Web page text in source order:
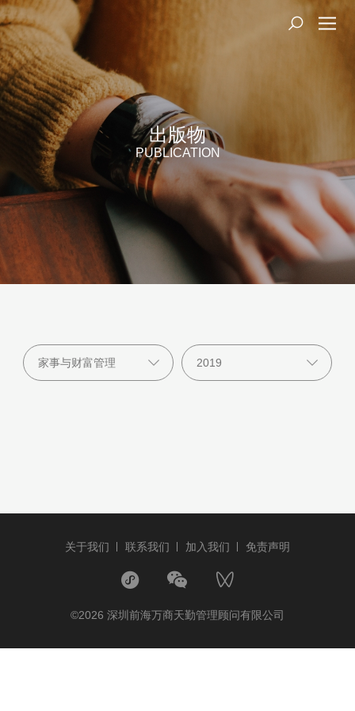
出版物
PUBLICATION
关于我们 联系我们 加入我们 免责声明
©2026 深圳前海万商天勤管理顾问有限公司